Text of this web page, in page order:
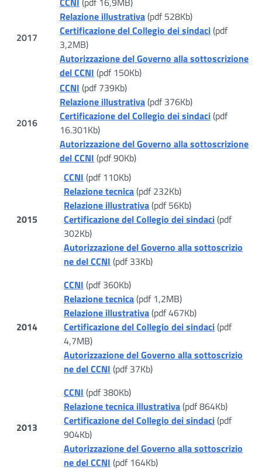
2017
Relazione illustrativa(pdf 528Kb)
Certificazione del Collegio dei sindaci(pdf
3,2MB)
Autorizzazione del Governo alla sottoscrizione
del CCNI (pdf 150Kb)
2016
CCNI (pdf 739Kb)
Relazione illustrativa(pdf 376Kb)
Certificazione del Collegio dei sindaci(pdf
16.301Kb)
Autorizzazione del Governo alla sottoscrizione
del CCNI (pdf 90Kb)
2015
CCNI (pdf 110Kb)
Relazione tecnica(pdf 232Kb)
Relazione illustrativa(pdf 56Kb)
Certificazione del Collegio dei sindaci(pdf
302Kb)
Autorizzazione del Governo alla sottoscrizio
ne del CCNI (pdf 33Kb)
2014
CCNI (pdf 360Kb)
Relazione tecnica(pdf 1,2MB)
Relazione illustrativa(pdf 467Kb)
Certificazione del Collegio dei sindaci(pdf
4,7MB)
Autorizzazione del Governo alla sottoscrizio
ne del CCNI (pdf 37Kb)
2013
CCNI (pdf 380Kb)
Relazione tecnica illustrativa(pdf 864Kb)
Certificazione del Collegio dei sindaci(pdf
904Kb)
Autorizzazione del Governo alla sottoscrizio
ne del CCNI (pdf 164Kb)